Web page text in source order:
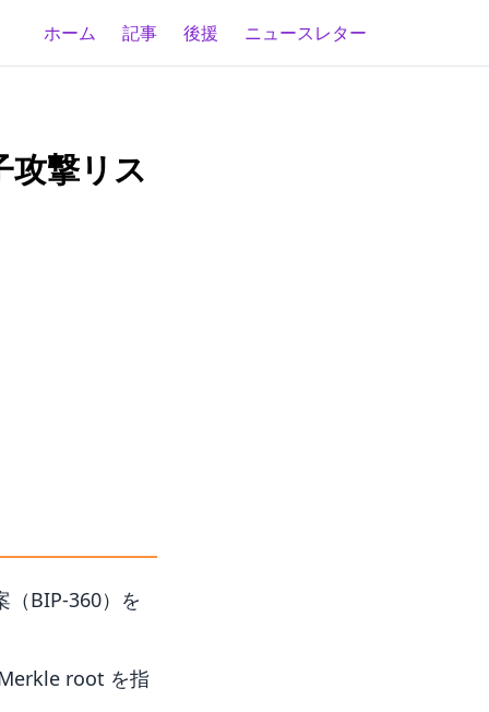
ホーム 記事 後援 ニュースレター
撃リス
（BIP-360）を
root を指